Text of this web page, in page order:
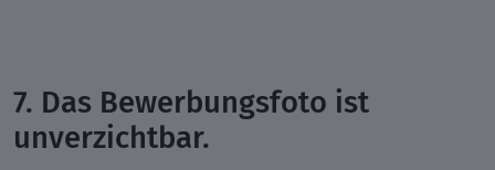
7. Das Bewerbungsfoto ist
unverzichtbar.